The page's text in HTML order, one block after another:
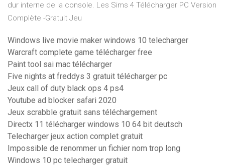
dur interne de la console. Les Sims 4 Télécharger PC Version
Complète -Gratuit Jeu
Windows live movie maker windows 10 telecharger
Warcraft complete game télécharger free
Paint tool sai mac télécharger
Five nights at freddys 3 gratuit télécharger pc
Jeux call of duty black ops 4 ps4
Youtube ad blocker safari 2020
Jeux scrabble gratuit sans téléchargement
Directx 11 télécharger windows 10 64 bit deutsch
Telecharger jeux action complet gratuit
Impossible de renommer un fichier nom trop long
Windows 10 pc telecharger gratuit